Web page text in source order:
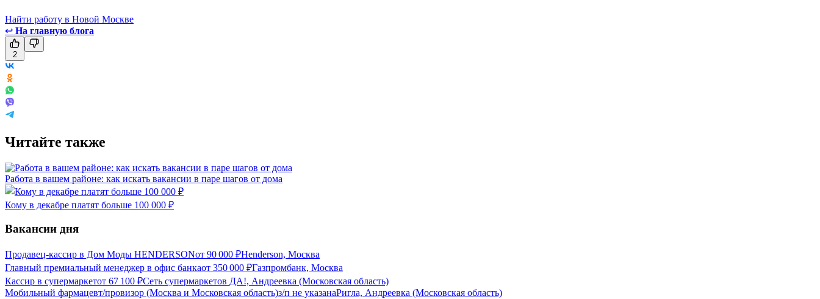
Найти работу в Новой Москве
↩ На главную блога
2
Читайте также
Работа в вашем районе: как искать вакансии в паре шагов от дома
Кому в декабре платят больше 100 000 ₽
Вакансии дня
Продавец-кассир в Дом Моды HENDERSONот 90 000 ₽Henderson, Москва
Главный премиальный менеджер в офис банкаот 350 000 ₽Газпромбанк, Москва
Кассир в супермаркетот 67 100 ₽Сеть супермаркетов ДА!, Андреевка (Московская область)
Мобильный фармацевт/провизор (Москва и Московская область)з/п не указанаРигла, Андреевка (Московская область)